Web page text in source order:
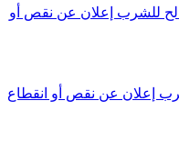
للشرب إعلان عن نقص أو
إعلان عن نقص أو انقطاع